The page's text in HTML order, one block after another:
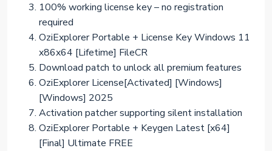
100% working license key – no registration
required
OziExplorer Portable + License Key Windows 11
x86x64 [Lifetime] FileCR
Download patch to unlock all premium features
OziExplorer License[Activated] [Windows]
[Windows] 2025
Activation patcher supporting silent installation
OziExplorer Portable + Keygen Latest [x64]
[Final] Ultimate FREE